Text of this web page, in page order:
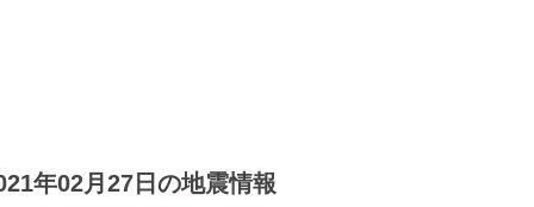
年02月27日の地震情報